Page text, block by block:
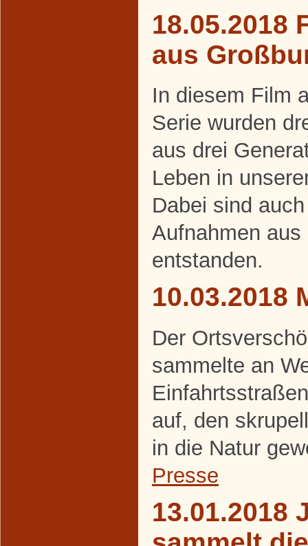
18.05.2018
aus
In diesem Film
Serie wurden
aus drei
Leben in
Dabei sind
Aufnahmen
entstanden.
10.03.2018
Der
sammelte an
auf, den
in die Natur
Presse
13.01.2018